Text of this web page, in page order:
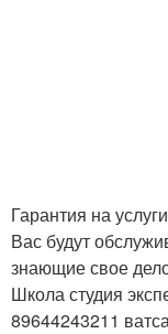
Гарантия на
Вас будут
знающие свое
Школа студия
89644243211